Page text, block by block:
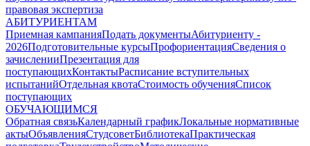
правовая экспертиза
АБИТУРИЕНТАМ
Приемная кампанияПодать документыАбитуриенту -
2026Подготовительные курсыПрофориентацияСведения о
зачисленииПрезентация для
поступающихКонтактыРасписание вступительных
испытанийОтдельная квотаСтоимость обученияCписок
поступающих
ОБУЧАЮЩИМСЯ
Обратная связьКалендарный графикЛокальные нормативные
актыОбъявленияСтудсоветБиблиотекаПрактическая